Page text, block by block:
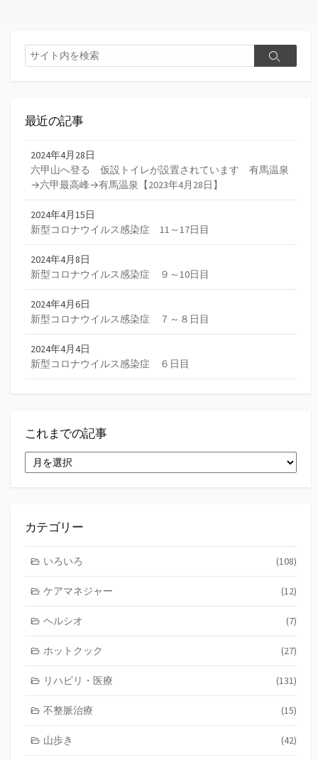
検
索
検
最近の記事
2024年4月28日
六甲山へ登る 仮設トイレが設置されています 有馬温泉
→六甲最高峰→有馬温泉【2023年4月28日】
2024年4月15日
新型コロナウイルス感染症 11～17日目
2024年4月8日
新型コロナウイルス感染症 ９～10日目
2024年4月6日
新型コロナウイルス感染症 ７～８日目
2024年4月4日
新型コロナウイルス感染症 ６日目
これまでの記事
れ
記
カテゴリー
いろいろ (108)
ケアマネジャー (12)
ヘルシオ (7)
ホットクック (27)
リハビリ・医療 (131)
不整脈治療 (15)
山歩き (42)